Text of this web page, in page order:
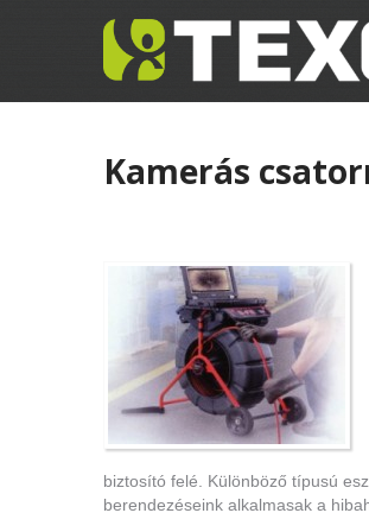
Kamerás
biztosító felé. Különböző típusú
berendezéseink alkalmasak a